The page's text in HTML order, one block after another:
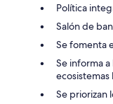
Política
Salón de
Se fomenta
Se informa
ecosistemas
Se priorizan